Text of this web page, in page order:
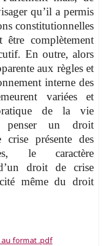
qu’il a permis
constitutionnelles
complètement
En outre, alors
aux règles et
interne des
variées et
de la vie
penser un droit
crise présente des
le caractère
droit de crise
même du droit
au format .pdf